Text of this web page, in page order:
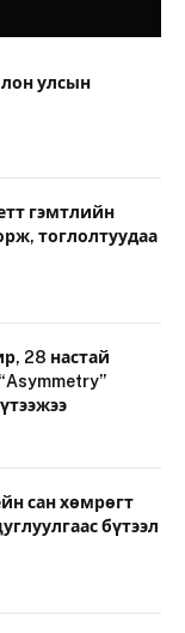
улсын
гэмтлийн
тоглолтуудаа
28 настай
сан хөмрөгт
бүтээл